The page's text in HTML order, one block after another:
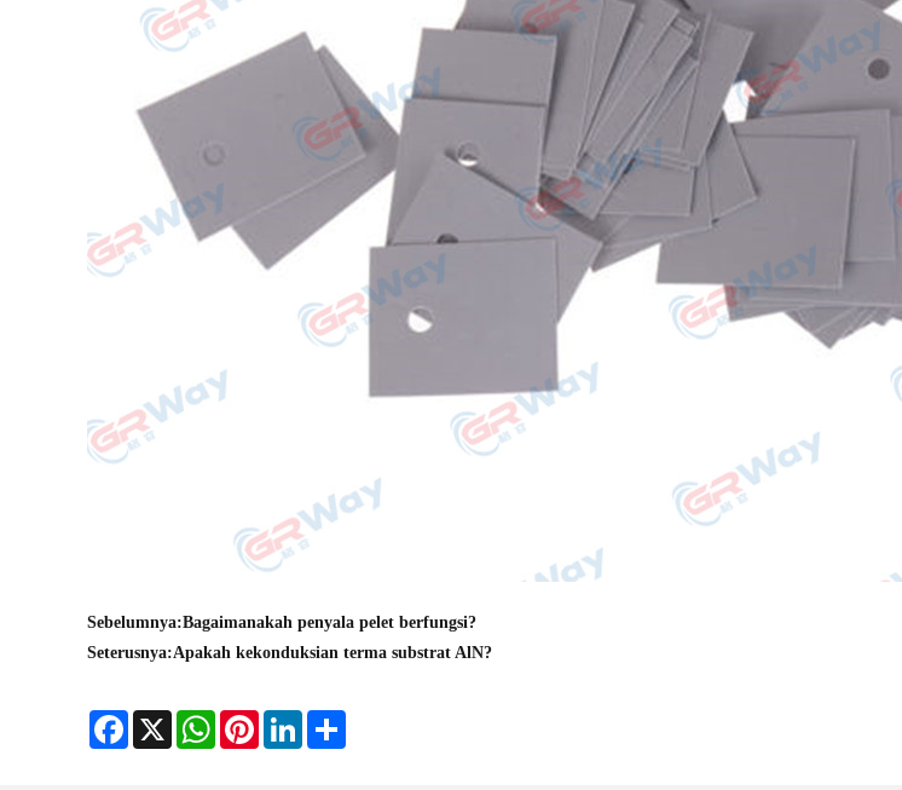
Sebelumnya:Bagaimanakah penyala pelet berfungsi?
Seterusnya:Apakah kekonduksian terma substrat AlN?
Facebook
X WhatsAppPinterestLinkedIn